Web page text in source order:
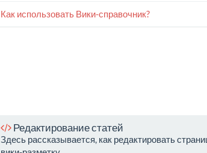
Как использовать Вики-справочник?
Редактирование статей
Здесь рассказывается, как редактировать